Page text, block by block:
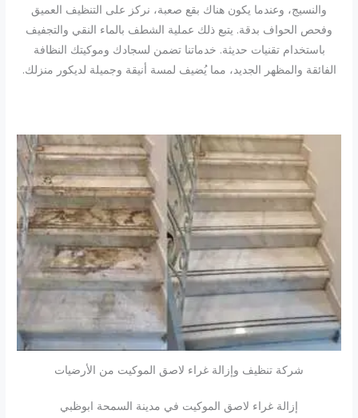
والنسيج، وعندما يكون هناك بقع صعبة، نركز على التنظيف العميق
وفحص الحواف بدقة. يتبع ذلك عملية الشطف بالماء النقي والتجفيف
باستخدام تقنيات حديثة. خدماتنا تضمن لسجادك وموكيتك النظافة
الفائقة والمظهر الجديد، مما يُضيف لمسة أنيقة وجميلة لديكور منزلك.
شركة تنظيف وإزالة غراء لاصق الموكيت من الأرضيات
إزالة غراء لاصق الموكيت في مدينة السمحة ابوظبي